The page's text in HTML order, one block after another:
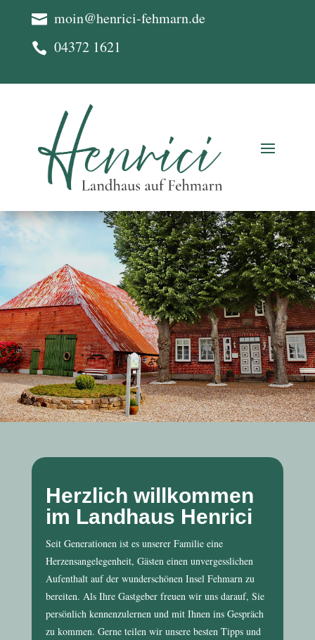
 moin@henrici-fehmarn.de
 04372 1621
Herzlich willkommen
im Landhaus Henrici
Seit Generationen ist es unserer Familie eine
Herzensangelegenheit, Gästen einen unvergesslichen
Aufenthalt auf der wunderschönen Insel Fehmarn zu
bereiten. Als Ihre Gastgeber freuen wir uns darauf, Sie
persönlich kennenzulernen und mit Ihnen ins Gespräch
zu kommen. Gerne teilen wir unsere besten Tipps und